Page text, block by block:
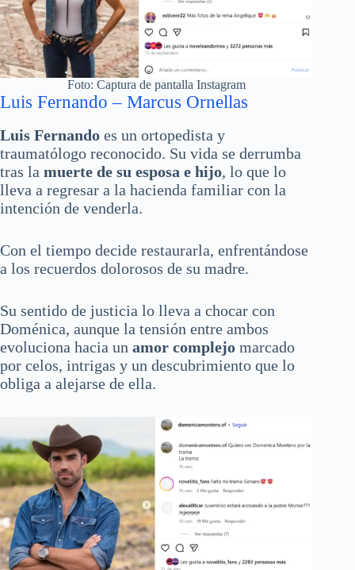
Foto: Captura de pantalla Instagram
Luis Fernando – Marcus Ornellas
Luis Fernando es un ortopedista y
traumatólogo reconocido. Su vida se derrumba
tras la muerte de su esposa e hijo, lo que lo
lleva a regresar a la hacienda familiar con la
intención de venderla.
Con el tiempo decide restaurarla, enfrentándose
a los recuerdos dolorosos de su madre.
Su sentido de justicia lo lleva a chocar con
Doménica, aunque la tensión entre ambos
evoluciona hacia un amor complejo marcado
por celos, intrigas y un descubrimiento que lo
obliga a alejarse de ella.